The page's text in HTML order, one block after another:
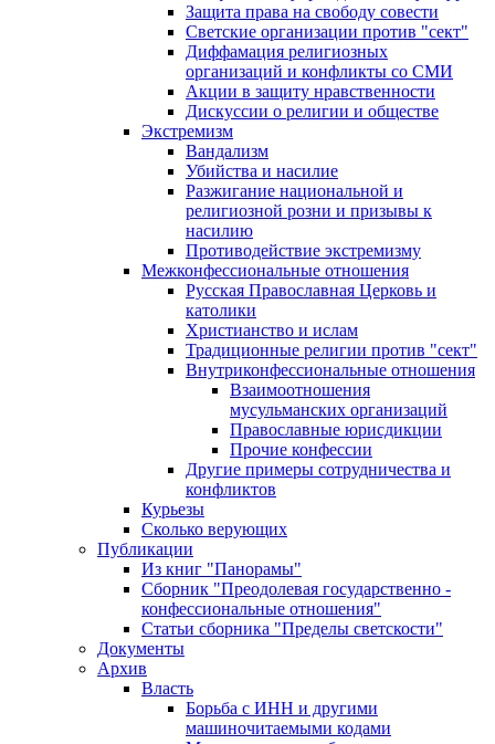
Защита права на свободу совести
Светские организации против "сект"
Диффамация религиозных
организаций и конфликты со СМИ
Акции в защиту нравственности
Дискуссии о религии и обществе
Экстремизм
Вандализм
Убийства и насилие
Разжигание национальной и
религиозной розни и призывы к
насилию
Противодействие экстремизму
Межконфессиональные отношения
Русская Православная Церковь и
католики
Христианство и ислам
Традиционные религии против "сект"
Внутриконфессиональные отношения
Взаимоотношения
мусульманских организаций
Православные юрисдикции
Прочие конфессии
Другие примеры сотрудничества и
конфликтов
Курьезы
Сколько верующих
Публикации
Из книг "Панорамы"
Сборник "Преодолевая государственно -
конфессиональные отношения"
Статьи сборника "Пределы светскости"
Документы
Архив
Власть
Борьба с ИНН и другими
машиночитаемыми кодами